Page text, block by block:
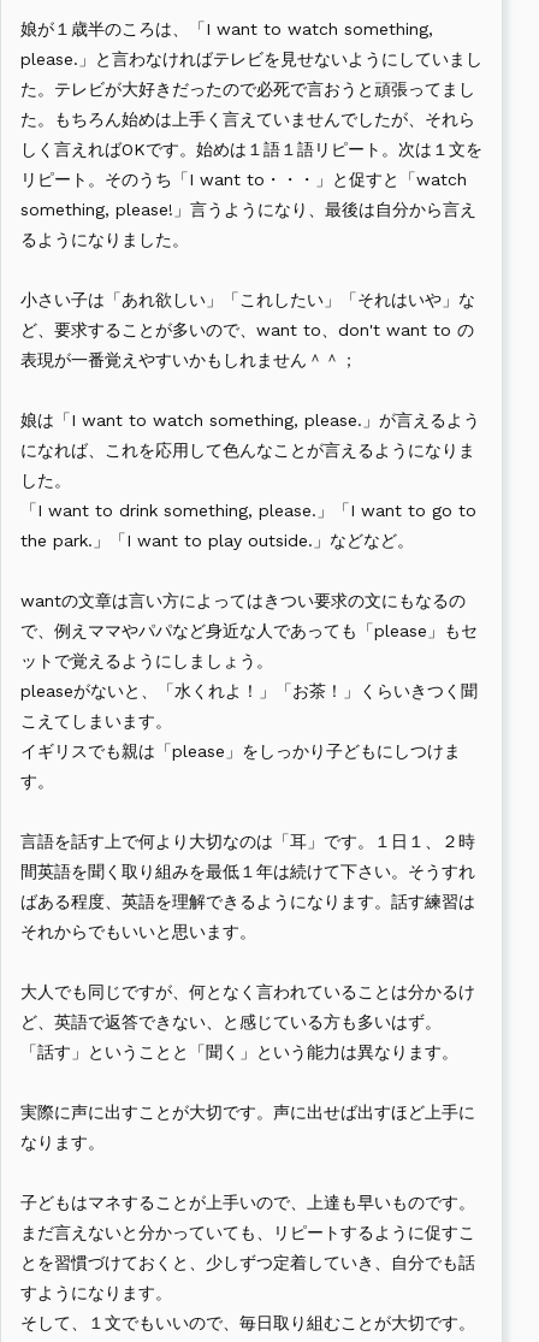
娘が１歳半のころは、「I want to watch something,
please.」と言わなければテレビを見せないようにしていまし
た。テレビが大好きだったので必死で言おうと頑張ってまし
た。もちろん始めは上手く言えていませんでしたが、それら
しく言えればOKです。始めは１語１語リピート。次は１文を
リピート。そのうち「I want to・・・」と促すと「watch
something, please!」言うようになり、最後は自分から言え
るようになりました。
小さい子は「あれ欲しい」「これしたい」「それはいや」な
ど、要求することが多いので、want to、don't want to の
表現が一番覚えやすいかもしれません＾＾；
娘は「I want to watch something, please.」が言えるよう
になれば、これを応用して色んなことが言えるようになりま
した。
「I want to drink something, please.」「I want to go to
the park.」「I want to play outside.」などなど。
wantの文章は言い方によってはきつい要求の文にもなるの
で、例えママやパパなど身近な人であっても「please」もセ
ットで覚えるようにしましょう。
pleaseがないと、「水くれよ！」「お茶！」くらいきつく聞
こえてしまいます。
イギリスでも親は「please」をしっかり子どもにしつけま
す。
言語を話す上で何より大切なのは「耳」です。１日１、２時
間英語を聞く取り組みを最低１年は続けて下さい。そうすれ
ばある程度、英語を理解できるようになります。話す練習は
それからでもいいと思います。
大人でも同じですが、何となく言われていることは分かるけ
ど、英語で返答できない、と感じている方も多いはず。
「話す」ということと「聞く」という能力は異なります。
実際に声に出すことが大切です。声に出せば出すほど上手に
なります。
子どもはマネすることが上手いので、上達も早いものです。
まだ言えないと分かっていても、リピートするように促すこ
とを習慣づけておくと、少しずつ定着していき、自分でも話
すようになります。
そして、１文でもいいので、毎日取り組むことが大切です。